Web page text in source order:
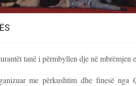
tanë i përmbyllen dje në mbrëmjen
me përkushtim dhe finesë nga